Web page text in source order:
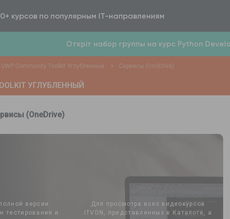
курсов по популярным IT-направлениям
Откріт набор группы на курс Python
UWP Community Toolkit Углубленный > Сервисы (OneDrive)
УГЛУБЛЕННЫЙ
(OneDrive)
версии
тестирования и
Для просмотра всех видеокурсов
ITVDN, представленных в Каталоге, а